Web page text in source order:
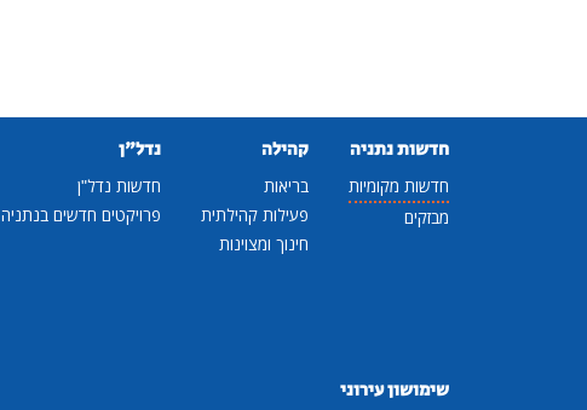
חדשות נתניה
חדשות מקומיות
מבזקים
קהילה
בריאות
פעילות קהילתית
חינוך ומצוינות
נדל"ן
חדשות נדל"ן
פרויקטים חדשים בנתניה
שימושון עירוני